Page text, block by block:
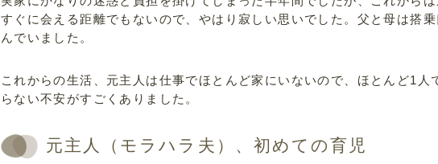
すぐに会える距離でもないので、やはり寂しい思いでした。父と母は搭
んでいました。
これからの生活、元主人は仕事でほとんど家にいないので、ほとんど1人
らない不安がすごくありました。
元主人（モラハラ夫）、初めての育児